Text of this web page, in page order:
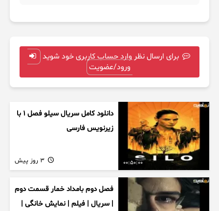
برای ارسال نظر وارد حساب کاربری خود شوید
ورود/عضویت
00:50:00
دانلود کامل سریال سیلو فصل ۱ با
زیرنویس فارسی
فصل دوم بامداد خمار قسمت دوم
| سریال | فیلم | نمایش خانگی |